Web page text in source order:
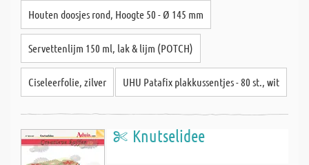
Houten doosjes rond, Hoogte 50 - Ø 145 mm
Servettenlijm 150 ml, lak & lijm (POTCH)
Ciseleerfolie, zilver UHU Patafix plakkussentjes - 80 st., wit
Knutselidee